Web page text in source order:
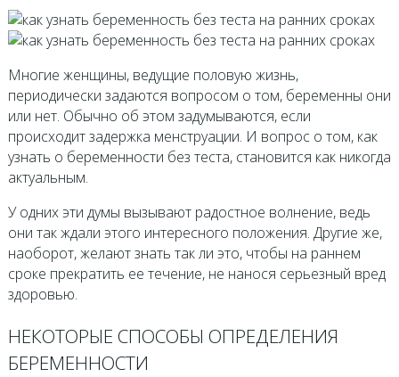
Многие женщины, ведущие половую жизнь,
периодически задаются вопросом о том, беременны они
или нет. Обычно об этом задумываются, если
происходит задержка менструации. И вопрос о том, как
узнать о беременности без теста, становится как никогда
актуальным.
У одних эти думы вызывают радостное волнение, ведь
они так ждали этого интересного положения. Другие же,
наоборот, желают знать так ли это, чтобы на раннем
сроке прекратить ее течение, не нанося серьезный вред
здоровью.
НЕКОТОРЫЕ СПОСОБЫ ОПРЕДЕЛЕНИЯ
БЕРЕМЕННОСТИ